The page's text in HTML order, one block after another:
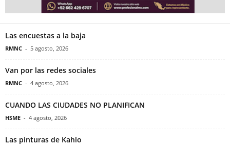
Las encuestas a la baja
RMNC - 5 agosto, 2026
Van por las redes sociales
RMNC - 4 agosto, 2026
CUANDO LAS CIUDADES NO PLANIFICAN
HSME - 4 agosto, 2026
Las pinturas de Kahlo